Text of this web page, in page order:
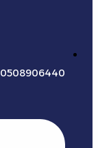
0508906440